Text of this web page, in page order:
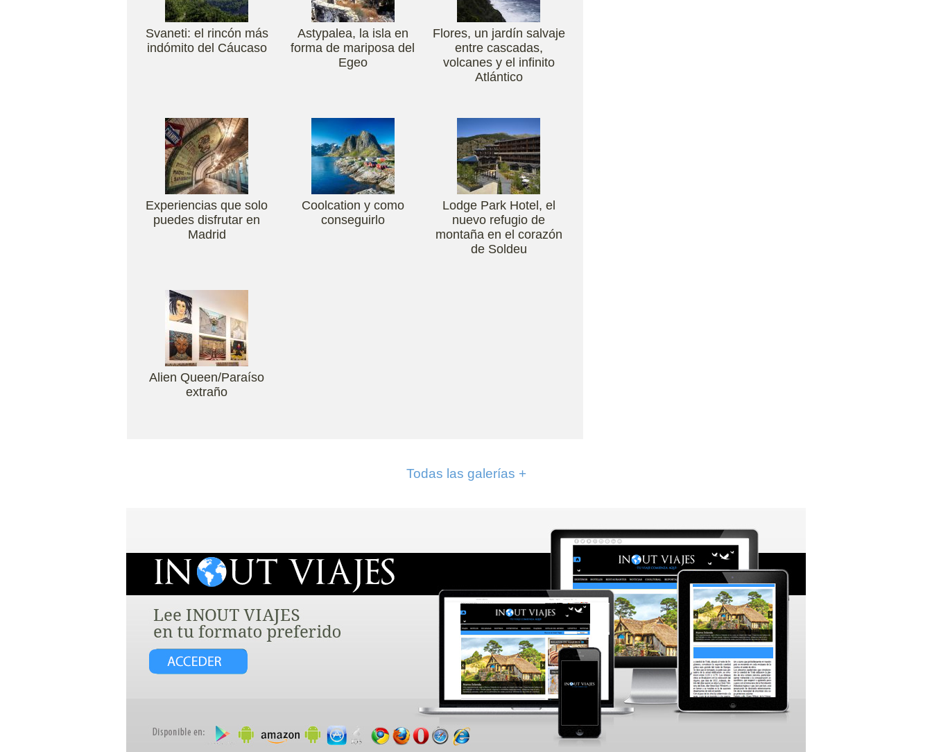
Svaneti: el rincón más
indómito del Cáucaso
Astypalea, la isla en
forma de mariposa del
Egeo
Flores, un jardín salvaje
entre cascadas,
volcanes y el infinito
Atlántico
Experiencias que solo
puedes disfrutar en
Madrid
Coolcation y como
conseguirlo
Lodge Park Hotel, el
nuevo refugio de
montaña en el corazón
de Soldeu
Alien Queen/Paraíso
extraño
Todas las galerías +